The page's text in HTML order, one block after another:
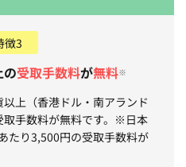
徴3
受取手数料が無料※
上（香港ドル・南アランド
取手数料が無料です。※日本
たり3,500円の受取手数料が